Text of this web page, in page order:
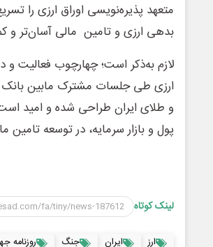
متعهد پذیره‌نویسی اوراق ارزی را
بدهی ارزی و تامین مالی آسان‌تر و
لازم به‌ذکر است؛ چهارچوب فعالیت
ارزی طی جلسات مشترک مابین بانک
و طلای ایران طراحی شده و امید
پول و بازار سرمایه، در توسعه تامین
لینک کوتاه
ارز ایران جنگ روزنامه